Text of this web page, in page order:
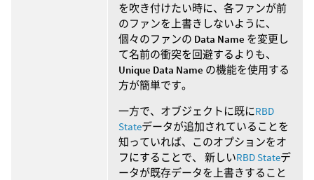
を吹き付けたい時に、各ファンが前
のファンを上書きしないように、
個々のファンの Data Name を変更し
て名前の衝突を回避するよりも、
Unique Data Name の機能を使用する
方が簡単です。
一方で、オブジェクトに既にRBD
Stateデータが追加されていることを
知っていれば、このオプションをオ
フにすることで、 新しいRBD Stateデ
ータが既存データを上書きすること